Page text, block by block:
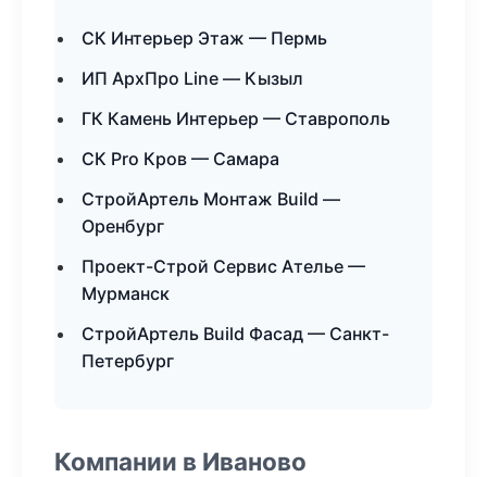
СК Интерьер Этаж — Пермь
ИП АрхПро Line — Кызыл
ГК Камень Интерьер — Ставрополь
СК Pro Кров — Самара
СтройАртель Монтаж Build —
Оренбург
Проект-Строй Сервис Ателье —
Мурманск
СтройАртель Build Фасад — Санкт-
Петербург
Компании в Иваново